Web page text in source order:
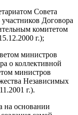
Совета
Договора
комитетом
г.);
министров
о коллективной
министров
Независимых
г.).
на основании